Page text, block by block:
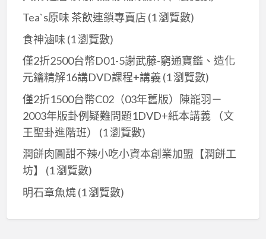
Tea`s原味 茶飲連鎖專賣店 (1 瀏覽數)
食神滷味(1 瀏覽數)
僅2折2500台幣D01-5謝武藤-窮通寶鑑、造化
元鑰精解16講DVD課程+講義 (1 瀏覽數)
僅2折1500台幣C02（03年舊版）陳巃羽－
2003年版卦例疑難問題1DVD+紙本講義 （文
王聖卦進階班）
(1 瀏覽數)
潤餅肉圓甜不辣小吃小資本創業加盟【潤餅工
坊】
(1 瀏覽數)
明石章魚燒(1 瀏覽數)